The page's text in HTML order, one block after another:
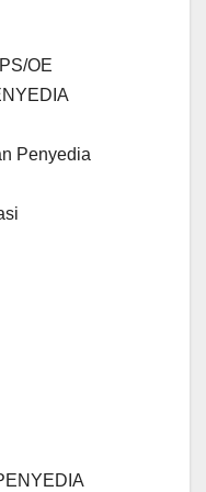
OE
Penyedia